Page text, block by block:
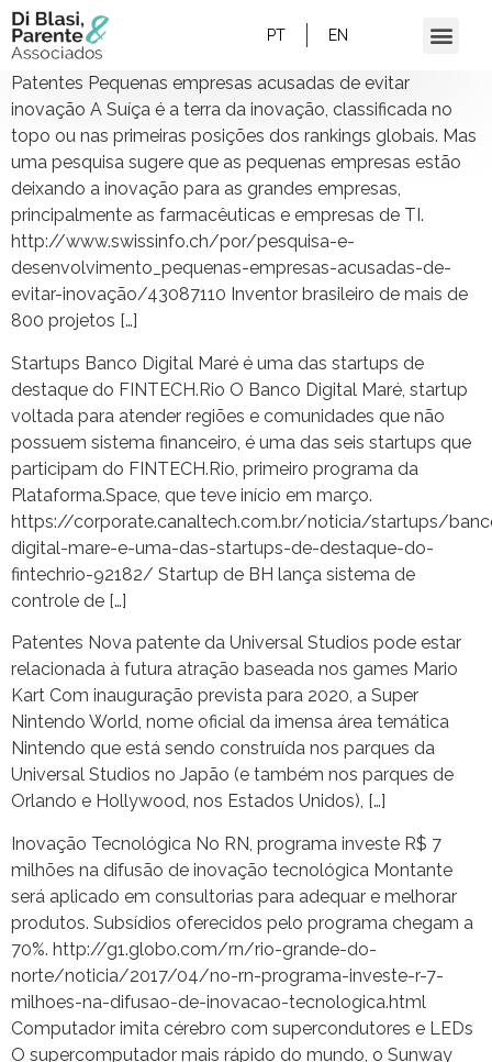
PT EN
Patentes Pequenas empresas acusadas de evitar
inovação A Suíça é a terra da inovação, classificada no
topo ou nas primeiras posições dos rankings globais. Mas
uma pesquisa sugere que as pequenas empresas estão
deixando a inovação para as grandes empresas,
principalmente as farmacêuticas e empresas de TI.
http://www.swissinfo.ch/por/pesquisa-e-
desenvolvimento_pequenas-empresas-acusadas-de-
evitar-inovação/43087110 Inventor brasileiro de mais de
800 projetos […]
Startups Banco Digital Maré é uma das startups de
destaque do FINTECH.Rio O Banco Digital Maré, startup
voltada para atender regiões e comunidades que não
possuem sistema financeiro, é uma das seis startups que
participam do FINTECH.Rio, primeiro programa da
Plataforma.Space, que teve início em março.
https://corporate.canaltech.com.br/noticia/startups/
digital-mare-e-uma-das-startups-de-destaque-do-
fintechrio-92182/ Startup de BH lança sistema de
controle de […]
Patentes Nova patente da Universal Studios pode estar
relacionada à futura atração baseada nos games Mario
Kart Com inauguração prevista para 2020, a Super
Nintendo World, nome oficial da imensa área temática
Nintendo que está sendo construída nos parques da
Universal Studios no Japão (e também nos parques de
Orlando e Hollywood, nos Estados Unidos), […]
Inovação Tecnológica No RN, programa investe R$ 7
milhões na difusão de inovação tecnológica Montante
será aplicado em consultorias para adequar e melhorar
produtos. Subsídios oferecidos pelo programa chegam a
70%. http://g1.globo.com/rn/rio-grande-do-
norte/noticia/2017/04/no-rn-programa-investe-r-7-
milhoes-na-difusao-de-inovacao-tecnologica.html
Computador imita cérebro com supercondutores e LEDs
O supercomputador mais rápido do mundo, o Sunway